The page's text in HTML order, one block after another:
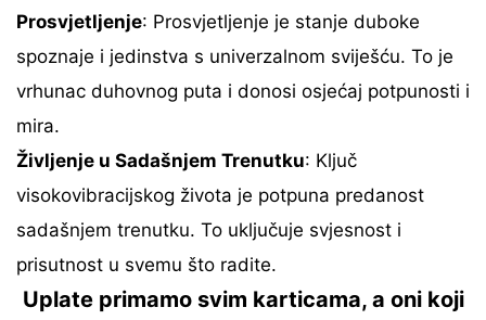
Prosvjetljenje: Prosvjetljenje je stanje duboke
spoznaje i jedinstva s univerzalnom sviješću. To je
vrhunac duhovnog puta i donosi osjećaj potpunosti i
mira.
Življenje u Sadašnjem Trenutku: Ključ
visokovibracijskog života je potpuna predanost
sadašnjem trenutku. To uključuje svjesnost i
prisutnost u svemu što radite.
Uplate primamo svim karticama, a oni koji